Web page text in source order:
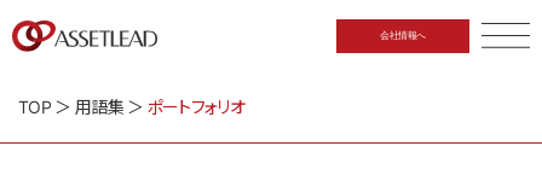
会社情報へ
TOP＞ 用語集＞ ポートフォリオ